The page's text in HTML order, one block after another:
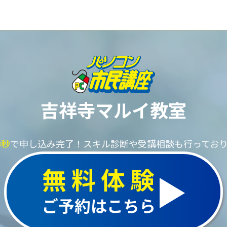
吉祥寺マルイ教室
で申し込み完了！ スキル診断や受講相談も行ってお
無料体験
ご予約はこちら